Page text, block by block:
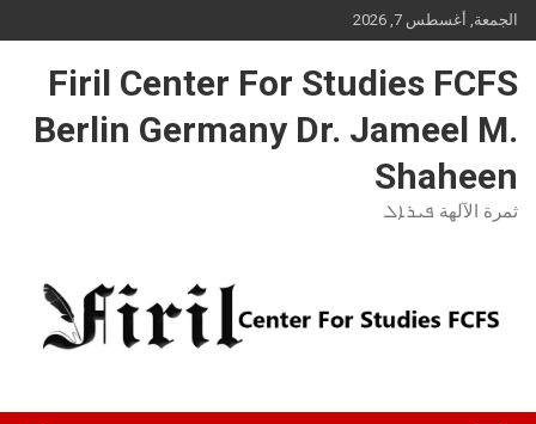
Skip
to
الجمعة, أغسطس 7, 2026
Firil Center For Studies FCFS
Berlin Germany Dr. Jameel M.
Shaheen
ثمرة الآلهة ܦܝܪܐܠ